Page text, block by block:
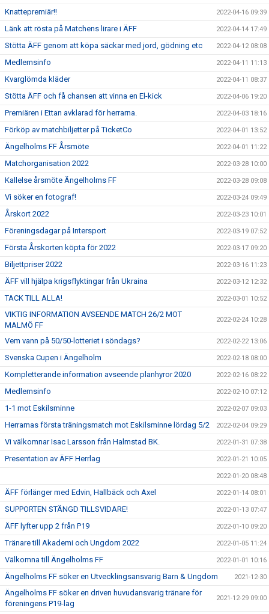
Knattepremiär!! 2022-04-16 09:39
Länk att rösta på Matchens lirare i ÄFF 2022-04-14 17:49
Stötta ÄFF genom att köpa säckar med jord, gödning etc 2022-04-12 08:08
Medlemsinfo 2022-04-11 11:13
Kvarglömda kläder 2022-04-11 08:37
Stötta ÄFF och få chansen att vinna en El-kick 2022-04-06 19:20
Premiären i Ettan avklarad för herrarna. 2022-04-03 18:16
Förköp av matchbiljetter på TicketCo 2022-04-01 13:52
Ängelholms FF Årsmöte 2022-04-01 11:22
Matchorganisation 2022 2022-03-28 10:00
Kallelse årsmöte Ängelholms FF 2022-03-28 09:08
Vi söker en fotograf! 2022-03-24 09:49
Årskort 2022 2022-03-23 10:01
Föreningsdagar på Intersport 2022-03-19 07:52
Första Årskorten köpta för 2022 2022-03-17 09:20
Biljettpriser 2022 2022-03-16 11:23
ÄFF vill hjälpa krigsflyktingar från Ukraina 2022-03-12 12:32
TACK TILL ALLA! 2022-03-01 10:52
VIKTIG INFORMATION AVSEENDE MATCH 26/2 MOT
MALMÖ FF
2022-02-24 10:28
Vem vann på 50/50-lotteriet i söndags? 2022-02-22 13:06
Svenska Cupen i Ängelholm 2022-02-18 08:00
Kompletterande information avseende planhyror 2020 2022-02-16 08:22
Medlemsinfo 2022-02-10 07:12
1-1 mot Eskilsminne 2022-02-07 09:03
Herrarnas första träningsmatch mot Eskilsminne lördag 5/2 2022-02-04 09:29
Vi välkomnar Isac Larsson från Halmstad BK. 2022-01-31 07:38
Presentation av ÄFF Herrlag 2022-01-21 10:05
2022-01-20 08:48
ÄFF förlänger med Edvin, Hallbäck och Axel 2022-01-14 08:01
SUPPORTEN STÄNGD TILLSVIDARE! 2022-01-13 07:47
ÄFF lyfter upp 2 från P19 2022-01-10 09:20
Tränare till Akademi och Ungdom 2022 2022-01-05 11:24
Välkomna till Ängelholms FF 2022-01-01 10:16
Ängelholms FF söker en Utvecklingsansvarig Barn & Ungdom 2021-12-30
Ängelholms FF söker en driven huvudansvarig tränare för
föreningens P19-lag
2021-12-29 09:00